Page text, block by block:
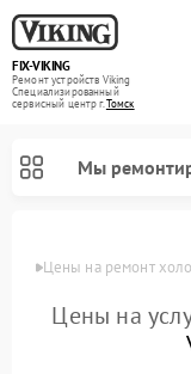
FIX-VIKING
Ремонт устройств Viking
Специализированный
cервисный центр г.Томск
Мы
Цены на ремонт
Цены на